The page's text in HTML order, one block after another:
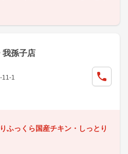
我孫子店
1
ふっくら国産チキン・しっとり